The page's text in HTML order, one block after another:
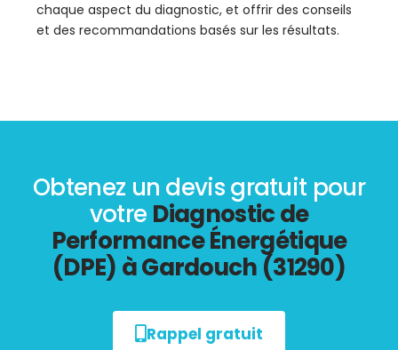
chaque aspect du diagnostic, et offrir des conseils
et des recommandations basés sur les résultats.
Obtenez un devis gratuit pour
votre Diagnostic de
Performance Énergétique
(DPE) à Gardouch (31290)
Rappel gratuit